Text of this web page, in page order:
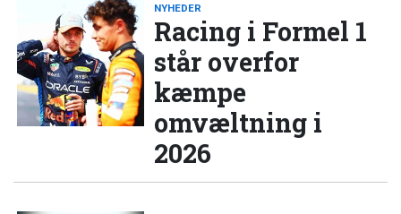
NYHEDER
Racing i Formel 1
står overfor
kæmpe
omvæltning i
2026